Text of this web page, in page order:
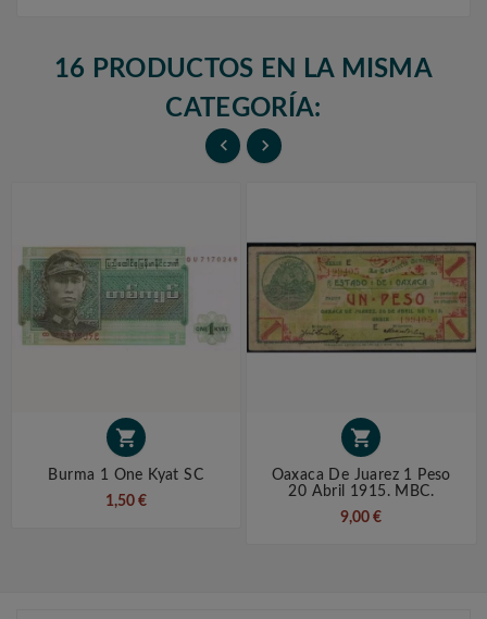
16 PRODUCTOS EN LA MISMA
CATEGORÍA:
 

Burma 1 One Kyat SC
1,50 €

Oaxaca De Juarez 1 Peso
20 Abril 1915. MBC.
9,00 €